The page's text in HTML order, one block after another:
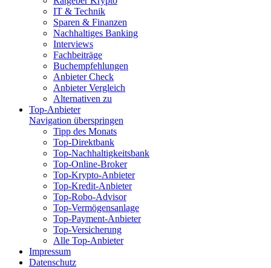
IT & Technik
Sparen & Finanzen
Nachhaltiges Banking
Interviews
Fachbeiträge
Buchempfehlungen
Anbieter Check
Anbieter Vergleich
Alternativen zu
Top-Anbieter
Navigation überspringen
Tipp des Monats
Top-Direktbank
Top-Nachhaltigkeitsbank
Top-Online-Broker
Top-Krypto-Anbieter
Top-Kredit-Anbieter
Top-Robo-Advisor
Top-Vermögensanlage
Top-Payment-Anbieter
Top-Versicherung
Alle Top-Anbieter
Impressum
Datenschutz